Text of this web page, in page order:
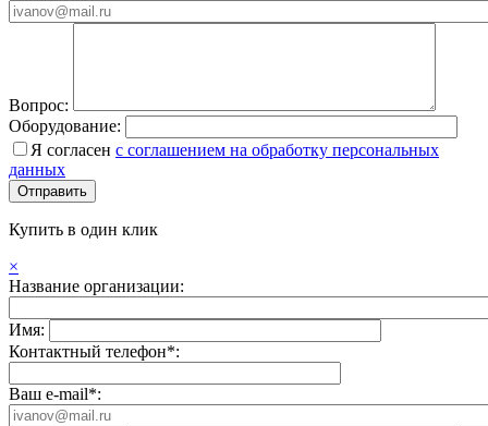
Вопрос:
Оборудование:
Я согласен с соглашением на обработку персональных
данных
Купить в один клик
×
Название организации:
Имя:
Контактный телефон*:
Ваш e-mail*: